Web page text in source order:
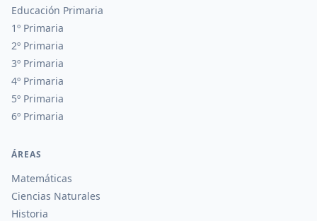
Educación Primaria
1º Primaria
2º Primaria
3º Primaria
4º Primaria
5º Primaria
6º Primaria
ÁREAS
Matemáticas
Ciencias Naturales
Historia